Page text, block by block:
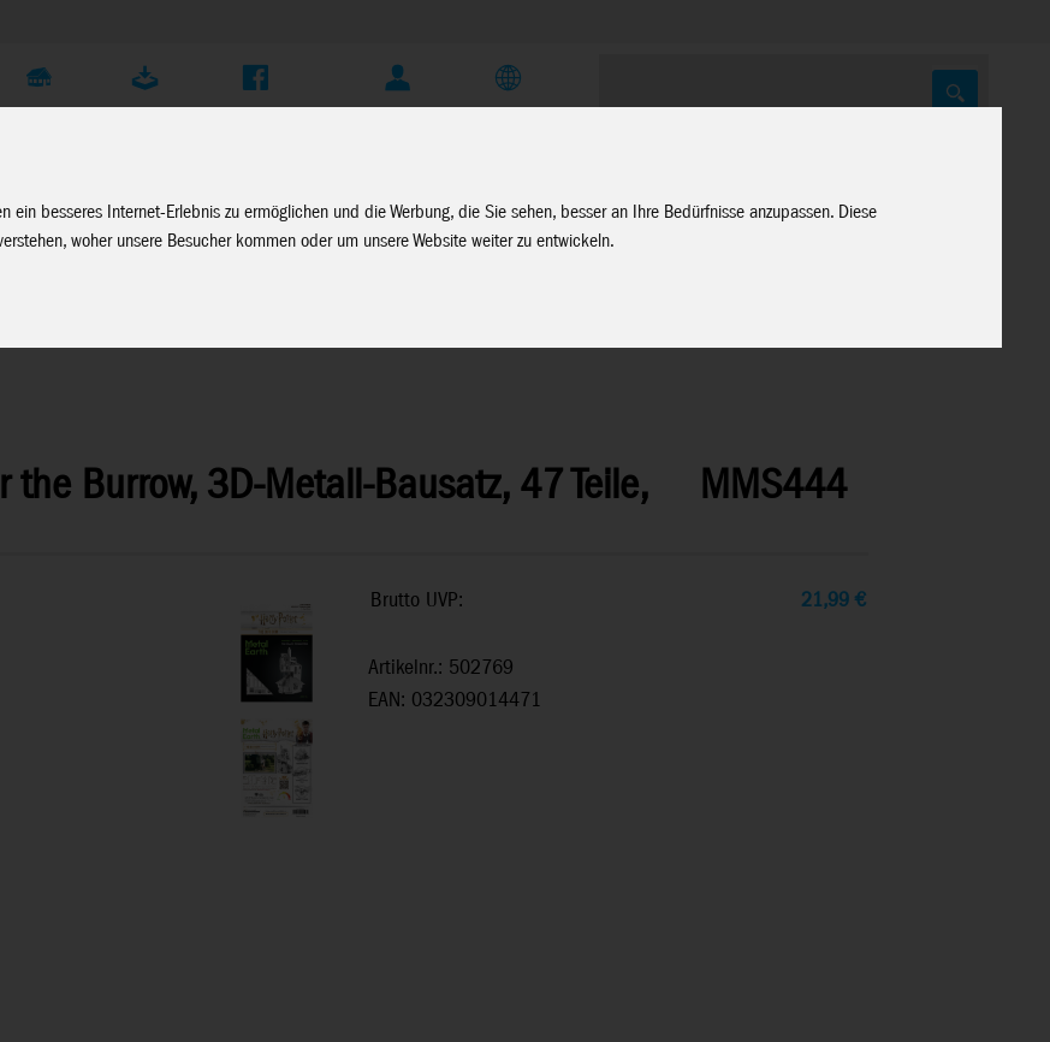
ein besseres Internet-Erlebnis zu ermöglichen und die Werbung, die Sie sehen, besser an Ihre Bedürfnisse anzupassen. Diese
woher unsere Besucher kommen oder um unsere Website weiter zu entwickeln.
Burrow, 3D-Metall-Bausatz, 47 Teile, MMS444
Brutto UVP: 21,99€
Artikelnr.: 502769
EAN: 032309014471